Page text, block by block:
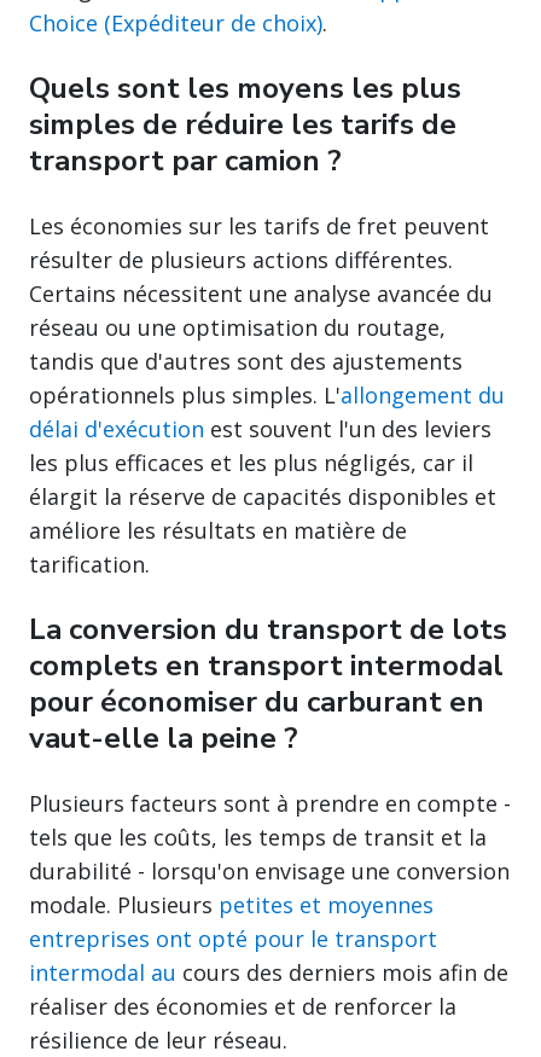
Choice (Expéditeur de choix).
Quels sont les moyens les plus
simples de réduire les tarifs de
transport par camion ?
Les économies sur les tarifs de fret peuvent
résulter de plusieurs actions différentes.
Certains nécessitent une analyse avancée du
réseau ou une optimisation du routage,
tandis que d'autres sont des ajustements
opérationnels plus simples. L'allongement du
délai d'exécution est souvent l'un des leviers
les plus efficaces et les plus négligés, car il
élargit la réserve de capacités disponibles et
améliore les résultats en matière de
tarification.
La conversion du transport de lots
complets en transport intermodal
pour économiser du carburant en
vaut-elle la peine ?
Plusieurs facteurs sont à prendre en compte -
tels que les coûts, les temps de transit et la
durabilité - lorsqu'on envisage une conversion
modale. Plusieurs petites et moyennes
entreprises ont opté pour le transport
intermodal au cours des derniers mois afin de
réaliser des économies et de renforcer la
résilience de leur réseau.